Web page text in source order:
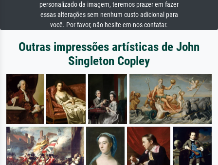
personalizado da imagem, teremos prazer em fazer
essas alterações sem nenhum custo adicional para
você. Por favor, não hesite em nos contatar.
Outras impressões artísticas de John
Singleton Copley